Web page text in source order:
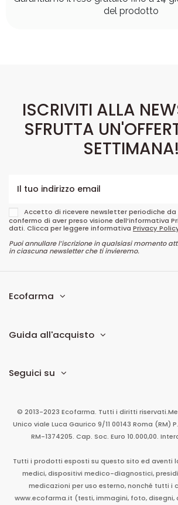
del prodotto
ISCRIVITI ALLA
SFRUTTA
SETTIMANA!
Accetto di ricevere newsletter periodiche da
confermo di aver preso visione dell’informativa
dati. Clicca per leggere informativa Privacy
Puoi annullare l’iscrizione in qualsiasi momento
in ciascuna newsletter che ti invieremo.
Ecofarma
Guida all'acquisto
Seguici su
© 2013-2023 Ecofarma. Tutti i diritti riservati.
Unico viale Luca Gaurico 9/11 00143 Roma (RM)
RM-1374205. Cap. Soc. Euro 10.000,00.
Tutti i prodotti esposti su questo sito ed aventi
medici, dispositivi medico-diagnostici,
medicazioni per uso esterno, nonché tutti i
www.ecofarma.it (testi, immagini, foto, disegni,